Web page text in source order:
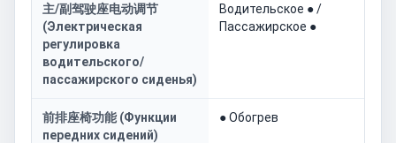
主/副驾驶座电动调节
(Электрическая
регулировка
водительского/
пассажирского сиденья)
Водительское ● /
Пассажирское ●
前排座椅功能 (Функции
передних сидений)
● Обогрев